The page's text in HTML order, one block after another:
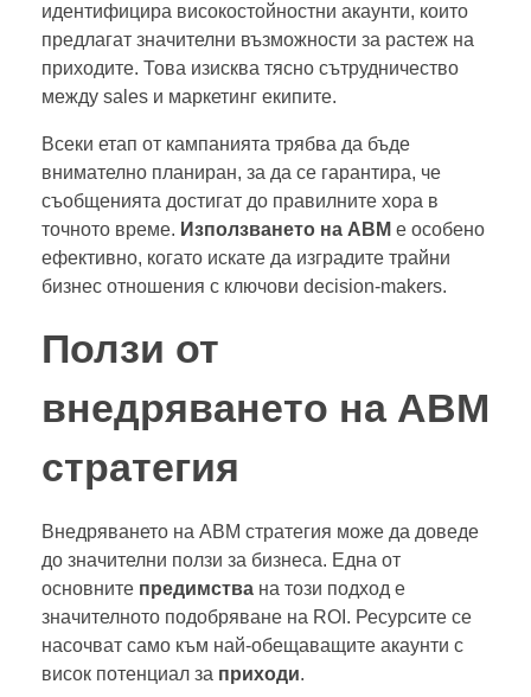
идентифицира високостойностни акаунти, които
предлагат значителни възможности за растеж на
приходите. Това изисква тясно сътрудничество
между sales и маркетинг екипите.
Всеки етап от кампанията трябва да бъде
внимателно планиран, за да се гарантира, че
съобщенията достигат до правилните хора в
точното време. Използването на ABM е особено
ефективно, когато искате да изградите трайни
бизнес отношения с ключови decision-makers.
Ползи от
внедряването на ABM
стратегия
Внедряването на ABM стратегия може да доведе
до значителни ползи за бизнеса. Една от
основните предимства на този подход е
значителното подобряване на ROI. Ресурсите се
насочват само към най-обещаващите акаунти с
висок потенциал за приходи.